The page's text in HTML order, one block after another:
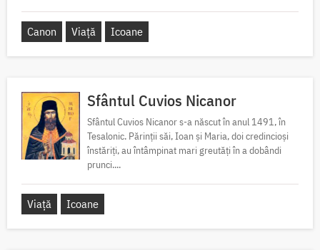
Canon Viață Icoane
Sfântul Cuvios Nicanor
Sfântul Cuvios Nicanor s-a născut în anul 1491, în
Tesalonic. Părinții săi, Ioan și Maria, doi credincioși
înstăriți, au întâmpinat mari greutăți în a dobândi
prunci....
Viață Icoane